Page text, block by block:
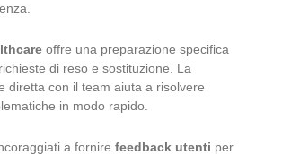
offre una preparazione specifica
di reso e sostituzione. La
diretta con il team aiuta a risolvere
in modo rapido.
a fornire feedback utenti per